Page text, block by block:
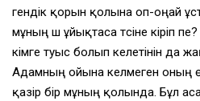
гендік қорын қолына оп-оңай
мұның үш ұйықтаса түсіне кіріп
кімге туыс болып келетінін да
Адамның ойына келмеген оның
қазір бір мұның қолында. Бұл